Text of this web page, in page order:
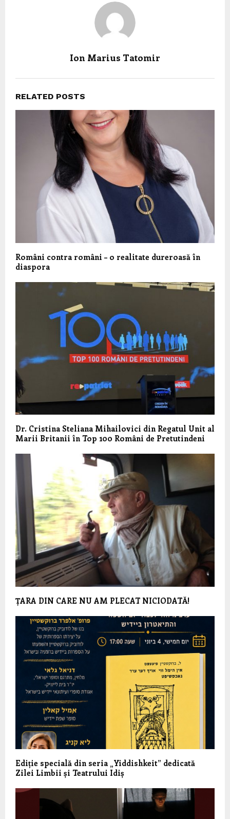
Ion Marius Tatomir
RELATED POSTS
Români contra români – o realitate dureroasă în
diaspora
Dr. Cristina Steliana Mihailovici din Regatul Unit al
Marii Britanii în Top 100 Români de Pretutindeni
ȚARA DIN CARE NU AM PLECAT NICIODATĂ!
Ediție specială din seria „Yiddishkeit” dedicată
Zilei Limbii și Teatrului Idiș